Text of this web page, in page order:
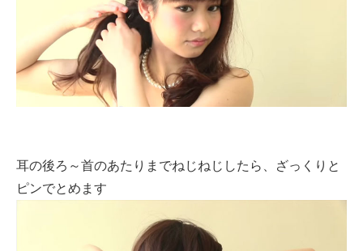
耳の後ろ～首のあたりまでねじねじしたら、ざっくりと
ピンでとめます